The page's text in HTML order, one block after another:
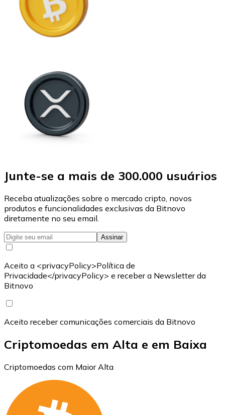
Junte-se a mais de 300.000 usuários
Receba atualizações sobre o mercado cripto, novos
produtos e funcionalidades exclusivas da Bitnovo
diretamente no seu email.
Assinar
Aceito a <privacyPolicy>Política de
Privacidade</privacyPolicy> e receber a Newsletter da
Bitnovo
Aceito receber comunicações comerciais da Bitnovo
Criptomoedas em Alta e em Baixa
Criptomoedas com Maior Alta